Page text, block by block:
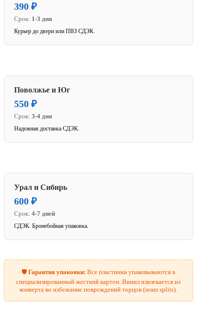
390 ₽
Срок: 1-3 дня
Курьер до двери или ПВЗ СДЭК.
Поволжье и Юг
550 ₽
Срок: 3-4 дня
Надежная доставка СДЭК.
Урал и Сибирь
600 ₽
Срок: 4-7 дней
СДЭК. Бронебойная упаковка.
🛡️Гарантия упаковки: Все пластинки упаковываются в
специализированный жесткий картон. Винил извлекается из
конверта во избежание повреждений торцов (seam splits).